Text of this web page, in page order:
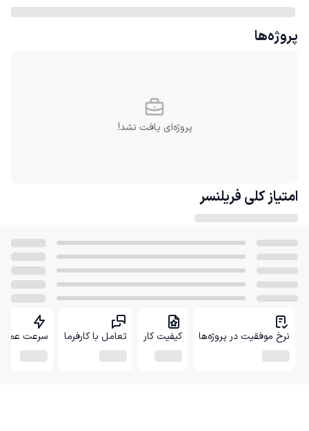
پروژه‌ها
پروژه‌ای یافت نشد!
امتیاز کلی فریلنسر
نرخ موفقیت در پروژه‌ها کیفیت کار تعامل با کارفرما سرعت عمل